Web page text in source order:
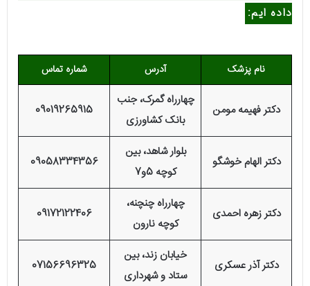
داده ایم:
نام پزشک آدرس شماره تماس
دکتر فهیمه مومن
چهارراه گمرک، جنب
بانک کشاورزی
09019265915
دکتر الهام خوشگو
بلوار شاهد، بین
کوچه 5و7
09058334356
دکتر زهره احمدی
چهارراه چنچنه،
کوچه نارون
09172122406
دکتر آذر عسکری
خیابان زند، بین
ستاد و شهرداری
07156696325